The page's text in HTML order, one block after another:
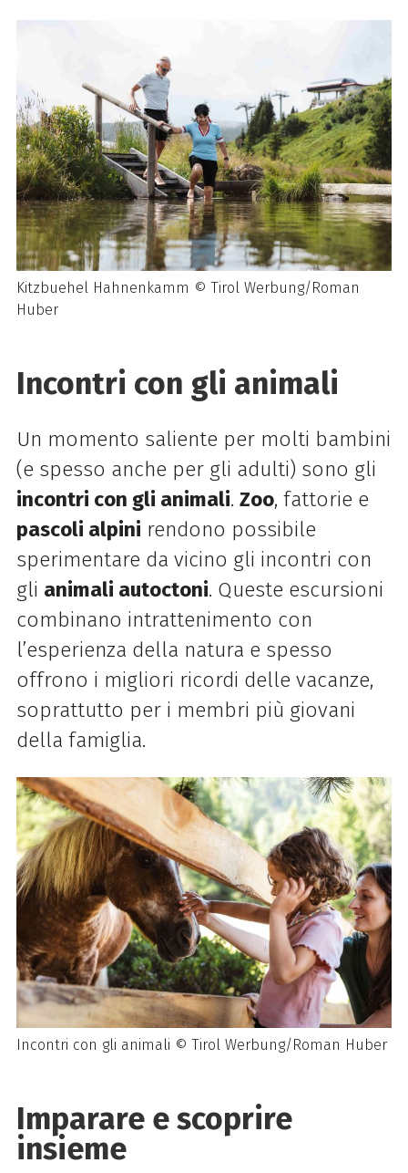
Kitzbuehel Hahnenkamm © Tirol Werbung/Roman
Huber
Incontri con gli animali
Un momento saliente per molti bambini
(e spesso anche per gli adulti) sono gli
incontri con gli animali. Zoo, fattorie e
pascoli alpini rendono possibile
sperimentare da vicino gli incontri con
gli animali autoctoni. Queste escursioni
combinano intrattenimento con
l’esperienza della natura e spesso
offrono i migliori ricordi delle vacanze,
soprattutto per i membri più giovani
della famiglia.
Incontri con gli animali © Tirol Werbung/Roman Huber
Imparare e scoprire
insieme